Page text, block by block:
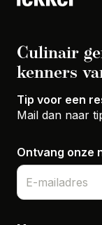
Culinair
kenners
Tip voor een
Mail dan naar
Ontvang onze